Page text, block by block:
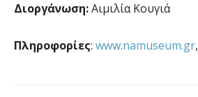
Διοργάνωση:Αιμιλία Κουγιά
Πληροφορίες: www.namuseum.gr,